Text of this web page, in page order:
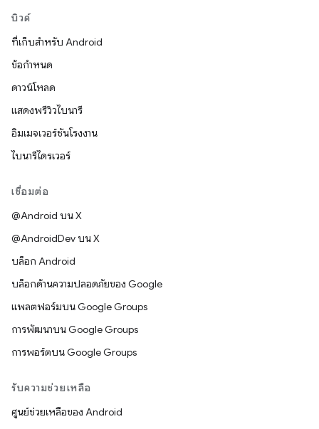
บิวด์
ที่เก็บสำหรับ Android
ข้อกำหนด
ดาวน์โหลด
แสดงพรีวิวไบนารี
อิมเมจเวอร์ชันโรงงาน
ไบนารีไดรเวอร์
เชื่อมต่อ
@Android บน X
@AndroidDev บน X
บล็อก Android
บล็อกด้านความปลอดภัยของ Google
แพลตฟอร์มบน Google Groups
การพัฒนาบน Google Groups
การพอร์ตบน Google Groups
รับความช่วยเหลือ
ศูนย์ช่วยเหลือของ Android